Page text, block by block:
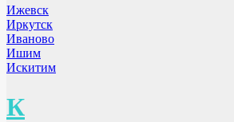
Ижевск
Иркутск
Иваново
Ишим
Искитим
К